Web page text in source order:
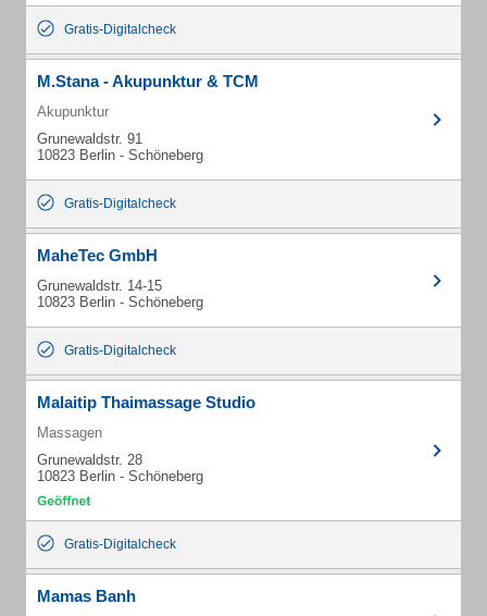
Gratis-Digitalcheck
M.Stana - Akupunktur & TCM
Akupunktur
Grunewaldstr. 91
10823 Berlin - Schöneberg
Gratis-Digitalcheck
MaheTec GmbH
Grunewaldstr. 14-15
10823 Berlin - Schöneberg
Gratis-Digitalcheck
Malaitip Thaimassage Studio
Massagen
Grunewaldstr. 28
10823 Berlin - Schöneberg
Gratis-Digitalcheck
Mamas Banh